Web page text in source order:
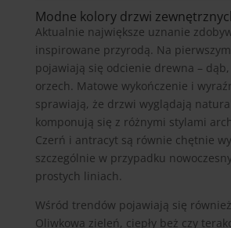
Modne kolory drzwi
Aktualnie największe uznanie
inspirowane przyrodą. Na
pojawiają się odcienie drewna –
orzech. Matowe wykończenie i
sprawiają, że drzwi wyglądają
komponują się z różnymi stylami
Czerń i antracyt są równie chętnie
szczególnie w przypadku
prostych liniach.
Wśród trendów pojawiają się
Oliwkowa zieleń, ciepły beż czy